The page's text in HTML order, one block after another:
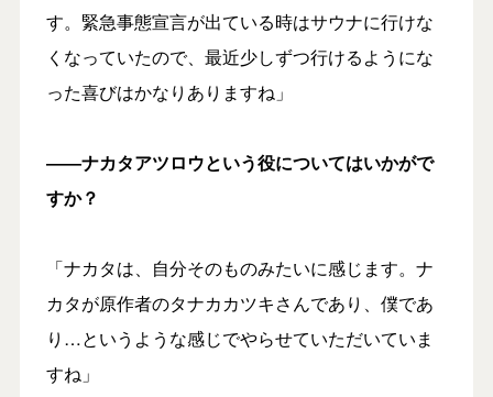
す。緊急事態宣言が出ている時はサウナに行けな
くなっていたので、最近少しずつ行けるようにな
った喜びはかなりありますね」
――ナカタアツロウという役についてはいかがで
すか？
「ナカタは、自分そのものみたいに感じます。ナ
カタが原作者のタナカカツキさんであり、僕であ
り…というような感じでやらせていただいていま
すね」